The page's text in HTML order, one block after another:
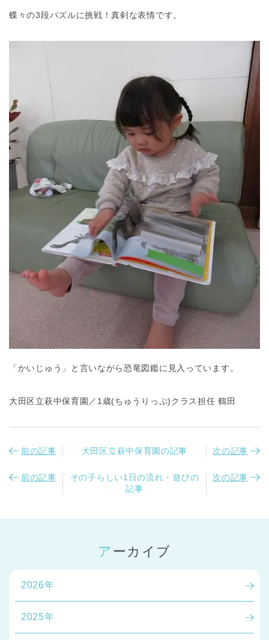
蝶々の3段パズルに挑戦！真剣な表情です。
「かいじゅう」と言いながら恐竜図鑑に見入っています。
大田区立萩中保育園／1歳(ちゅうりっぷ)クラス担任 鶴田
前の記事 大田区立萩中保育園の記事 次の記事
前の記事
その子らしい1日の流れ・遊びの
記事
次の記事
アーカイブ
2026年
2025年